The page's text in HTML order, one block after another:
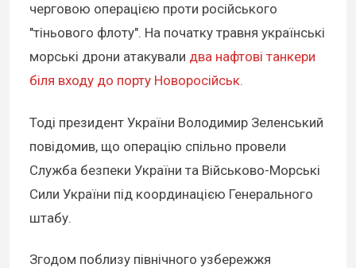
черговою операцією проти російського
"тіньового флоту". На початку травня українські
морські дрони атакували два нафтові танкери
біля входу до порту Новоросійськ.
Тоді президент України Володимир Зеленський
повідомив, що операцію спільно провели
Служба безпеки України та Військово-Морські
Сили України під координацією Генерального
штабу.
Згодом поблизу північного узбережжя